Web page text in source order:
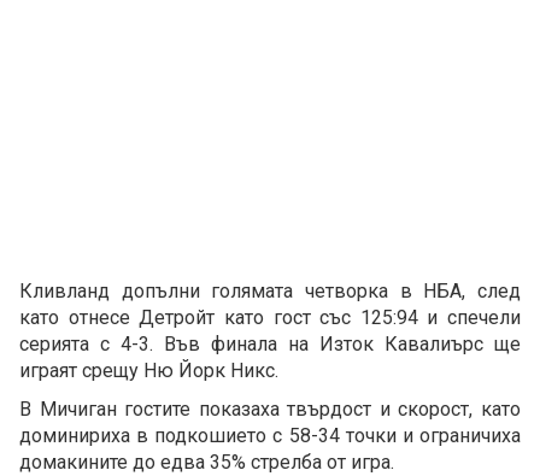
Кливланд допълни голямата четворка в НБА, след
като отнесе Детройт като гост със 125:94 и спечели
серията с 4-3. Във финала на Изток Кавалиърс ще
играят срещу Ню Йорк Никс.
В Мичиган гостите показаха твърдост и скорост, като
доминириха в подкошието с 58-34 точки и ограничиха
домакините до едва 35% стрелба от игра.